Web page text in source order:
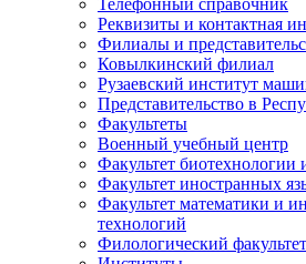
Реквизиты и контактная
Филиалы и
Ковылкинский филиал
Рузаевский институт
Представительство в
Факультеты
Военный учебный центр
Факультет биотехнологии
Факультет иностранных
Факультет математики и
технологий
Филологический факультет